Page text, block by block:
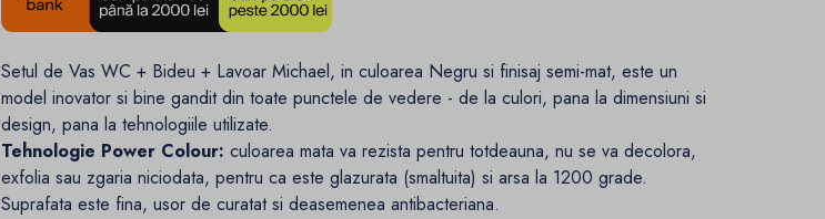
Setul de Vas WC + Bideu + Lavoar Michael, in culoarea Negru si finisaj semi-mat, este un
model inovator si bine gandit din toate punctele de vedere - de la culori, pana la dimensiuni si
design, pana la tehnologiile utilizate.
Tehnologie Power Colour:culoarea mata va rezista pentru totdeauna, nu se va decolora,
exfolia sau zgaria niciodata, pentru ca este glazurata (smaltuita) si arsa la 1200 grade.
Suprafata este fina, usor de curatat si deasemenea antibacteriana.